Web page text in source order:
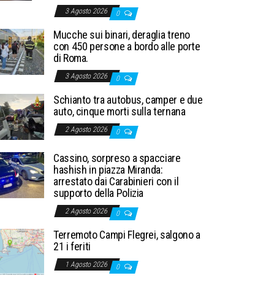
3 Agosto 2026 0
Mucche sui binari, deraglia treno
con 450 persone a bordo alle porte
di Roma.
3 Agosto 2026 0
Schianto tra autobus, camper e due
auto, cinque morti sulla ternana
2 Agosto 2026 0
Cassino, sorpreso a spacciare
hashish in piazza Miranda:
arrestato dai Carabinieri con il
supporto della Polizia
2 Agosto 2026 0
Terremoto Campi Flegrei, salgono a
21 i feriti
1 Agosto 2026 0